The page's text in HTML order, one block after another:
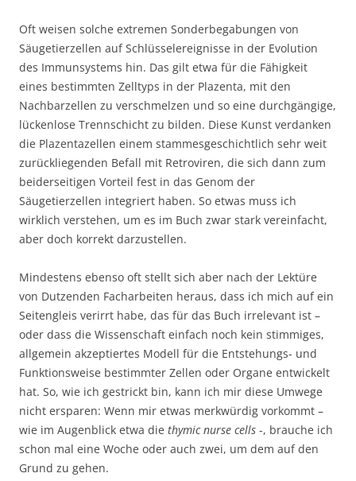
Oft weisen solche extremen Sonderbegabungen von
Säugetierzellen auf Schlüsselereignisse in der Evolution
des Immunsystems hin. Das gilt etwa für die Fähigkeit
eines bestimmten Zelltyps in der Plazenta, mit den
Nachbarzellen zu verschmelzen und so eine durchgängige,
lückenlose Trennschicht zu bilden. Diese Kunst verdanken
die Plazentazellen einem stammesgeschichtlich sehr weit
zurückliegenden Befall mit Retroviren, die sich dann zum
beiderseitigen Vorteil fest in das Genom der
Säugetierzellen integriert haben. So etwas muss ich
wirklich verstehen, um es im Buch zwar stark vereinfacht,
aber doch korrekt darzustellen.
Mindestens ebenso oft stellt sich aber nach der Lektüre
von Dutzenden Facharbeiten heraus, dass ich mich auf ein
Seitengleis verirrt habe, das für das Buch irrelevant ist –
oder dass die Wissenschaft einfach noch kein stimmiges,
allgemein akzeptiertes Modell für die Entstehungs- und
Funktionsweise bestimmter Zellen oder Organe entwickelt
hat. So, wie ich gestrickt bin, kann ich mir diese Umwege
nicht ersparen: Wenn mir etwas merkwürdig vorkommt –
wie im Augenblick etwa die thymic nurse cells -, brauche ich
schon mal eine Woche oder auch zwei, um dem auf den
Grund zu gehen.